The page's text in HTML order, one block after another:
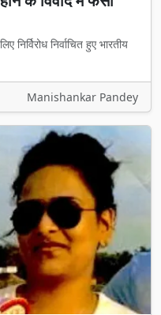
निर्वाचित हुए भारतीय
Manishankar Pandey